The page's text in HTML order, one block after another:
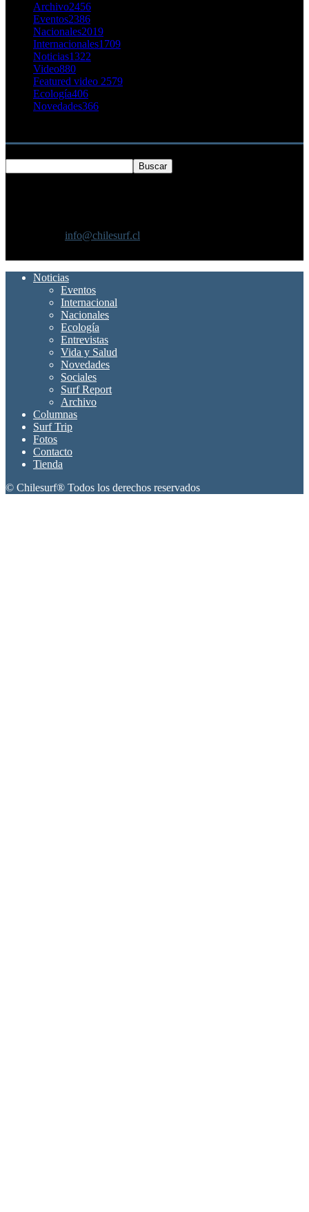
Archivo2456
Eventos2386
Nacionales2019
Internacionales1709
Noticias1322
Video880
Featured video 2579
Ecología406
Novedades366
info@chilesurf.cl
Noticias
Eventos
Internacional
Nacionales
Ecología
Entrevistas
Vida y Salud
Novedades
Sociales
Surf Report
Archivo
Columnas
Surf Trip
Fotos
Contacto
Tienda
© Chilesurf® Todos los derechos reservados